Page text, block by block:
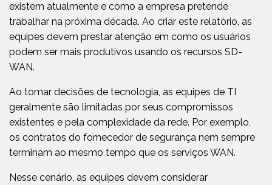
existem atualmente e como a empresa pretende
trabalhar na próxima década. Ao criar este relatório, as
equipes devem prestar atenção em como os usuários
podem ser mais produtivos usando os recursos SD-
WAN.
Ao tomar decisões de tecnologia, as equipes de TI
geralmente são limitadas por seus compromissos
existentes e pela complexidade da rede. Por exemplo,
os contratos do fornecedor de segurança nem sempre
terminam ao mesmo tempo que os serviços WAN.
Nesse cenário, as equipes devem considerar